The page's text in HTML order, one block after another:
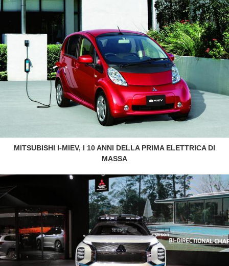
MITSUBISHI I-MIEV, I 10 ANNI DELLA PRIMA ELETTRICA DI
MASSA